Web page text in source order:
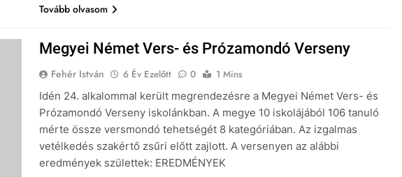
Tovább olvasom
Megyei Német Vers- és Prózamondó Verseny
Fehér István 6 Év Ezelőtt 0
1 Mins
Idén 24. alkalommal került megrendezésre a Megyei Német Vers- és
Prózamondó Verseny iskolánkban. A megye 10 iskolájából 106 tanuló
mérte össze versmondó tehetségét 8 kategóriában. Az izgalmas
vetélkedés szakértő zsűri előtt zajlott. A versenyen az alábbi
eredmények születtek: EREDMÉNYEK